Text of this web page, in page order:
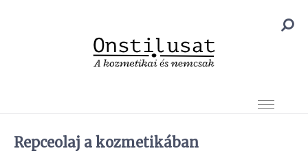
Repceolaj a kozmetikában